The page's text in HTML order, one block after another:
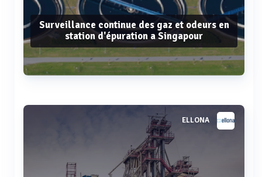
Surveillance continue des gaz et odeurs en
station d'épuration a Singapour
Voir plus ELLONA